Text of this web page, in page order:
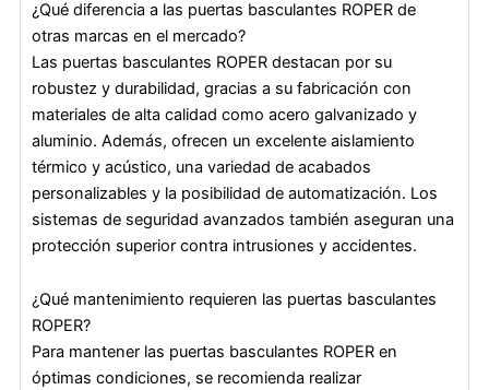
¿Qué diferencia a las puertas basculantes ROPER de
otras marcas en el mercado?
Las puertas basculantes ROPER destacan por su
robustez y durabilidad, gracias a su fabricación con
materiales de alta calidad como acero galvanizado y
aluminio. Además, ofrecen un excelente aislamiento
térmico y acústico, una variedad de acabados
personalizables y la posibilidad de automatización. Los
sistemas de seguridad avanzados también aseguran una
protección superior contra intrusiones y accidentes.
¿Qué mantenimiento requieren las puertas basculantes
ROPER?
Para mantener las puertas basculantes ROPER en
óptimas condiciones, se recomienda realizar